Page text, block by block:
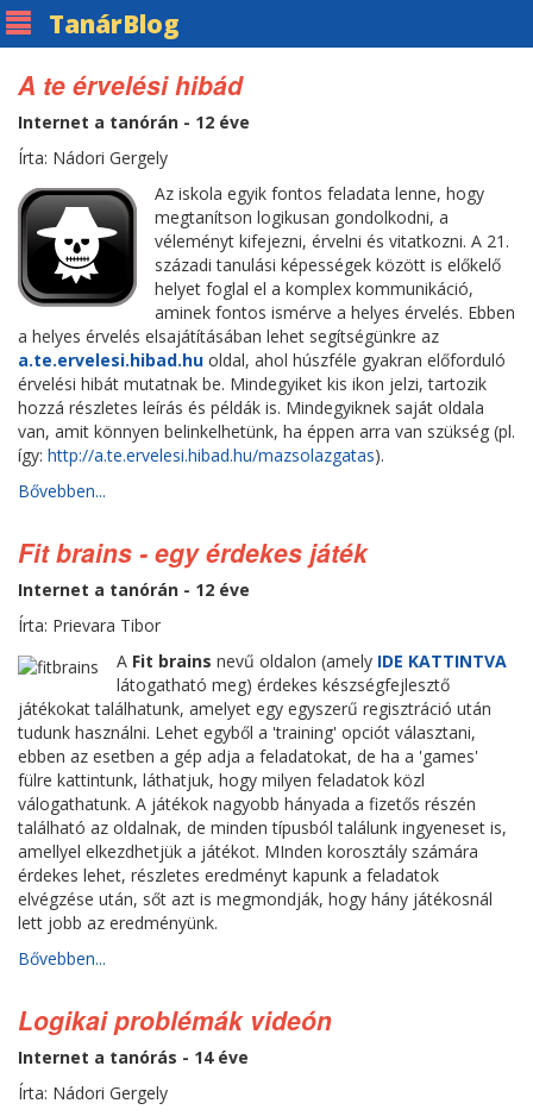
TanárBlog
A te érvelési hibád
Internet a tanórán - 12 éve
Írta: Nádori Gergely
Az iskola egyik fontos feladata lenne, hogy
megtanítson logikusan gondolkodni, a
véleményt kifejezni, érvelni és vitatkozni. A 21.
századi tanulási képességek között is előkelő
helyet foglal el a komplex kommunikáció,
aminek fontos ismérve a helyes érvelés. Ebben
a helyes érvelés elsajátításában lehet segítségünkre az
a.te.ervelesi.hibad.hu oldal, ahol húszféle gyakran előforduló
érvelési hibát mutatnak be. Mindegyiket kis ikon jelzi, tartozik
hozzá részletes leírás és példák is. Mindegyiknek saját oldala
van, amit könnyen belinkelhetünk, ha éppen arra van szükség (pl.
így: http://a.te.ervelesi.hibad.hu/mazsolazgatas).
Bővebben...
Fit brains - egy érdekes játék
Internet a tanórán - 12 éve
Írta: Prievara Tibor
A Fit brains nevű oldalon (amely IDE KATTINTVA
látogatható meg) érdekes készségfejlesztő
játékokat találhatunk, amelyet egy egyszerű regisztráció után
tudunk használni. Lehet egyből a 'training' opciót választani,
ebben az esetben a gép adja a feladatokat, de ha a 'games'
fülre kattintunk, láthatjuk, hogy milyen feladatok közl
válogathatunk. A játékok nagyobb hányada a fizetős részén
található az oldalnak, de minden típusból találunk ingyeneset is,
amellyel elkezdhetjük a játékot. MInden korosztály számára
érdekes lehet, részletes eredményt kapunk a feladatok
elvégzése után, sőt azt is megmondják, hogy hány játékosnál
lett jobb az eredményünk.
Bővebben...
Logikai problémák videón
Internet a tanórás - 14 éve
Írta: Nádori Gergely